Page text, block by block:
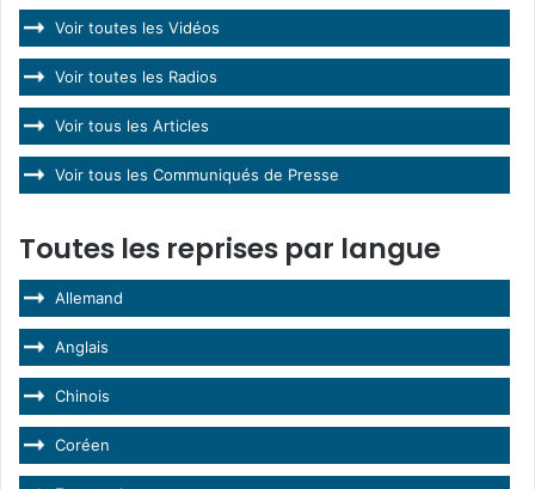
Voir toutes les Vidéos
Voir toutes les Radios
Voir tous les Articles
Voir tous les Communiqués de Presse
Toutes les reprises par langue
Allemand
Anglais
Chinois
Coréen